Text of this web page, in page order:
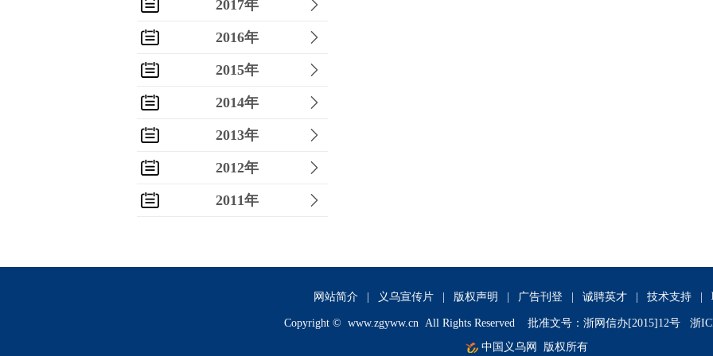
2017年
2016年
2015年
2014年
2013年
2012年
2011年
2009年
网站简介 义乌宣传片 版权声明 广告刊登 诚聘英才 技术支持
Copyright © www.zgyww.cn All Rights Reserved 批准文号：浙网信办[2015]12号 浙
中国义乌网
版权所有